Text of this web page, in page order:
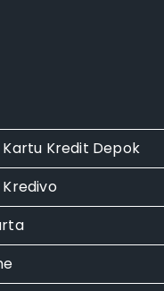
Kartu Kredit Depok